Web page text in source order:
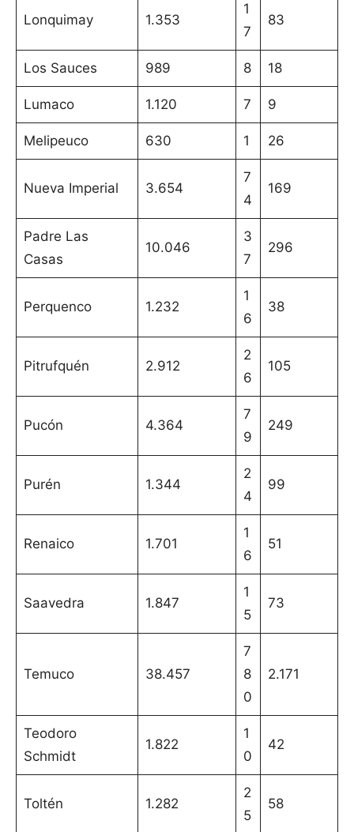
Lonquimay 1.353
1
7
83
Los Sauces 989 8 18
Lumaco 1.120 7 9
Melipeuco 630 1 26
Nueva Imperial 3.654
7
4
169
Padre Las
Casas
10.046
3
7
296
Perquenco 1.232
1
6
38
Pitrufquén 2.912
2
6
105
Pucón 4.364
7
9
249
Purén 1.344
2
4
99
Renaico 1.701
1
6
51
Saavedra 1.847
1
5
73
Temuco 38.457
7
8
0
2.171
Teodoro
Schmidt
1.822
1
0
42
Toltén 1.282
2
5
58